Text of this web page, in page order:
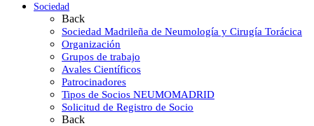
Sociedad
Back
Sociedad Madrileña de Neumología y Cirugía Torácica
Organización
Grupos de trabajo
Avales Científicos
Patrocinadores
Tipos de Socios NEUMOMADRID
Solicitud de Registro de Socio
Back